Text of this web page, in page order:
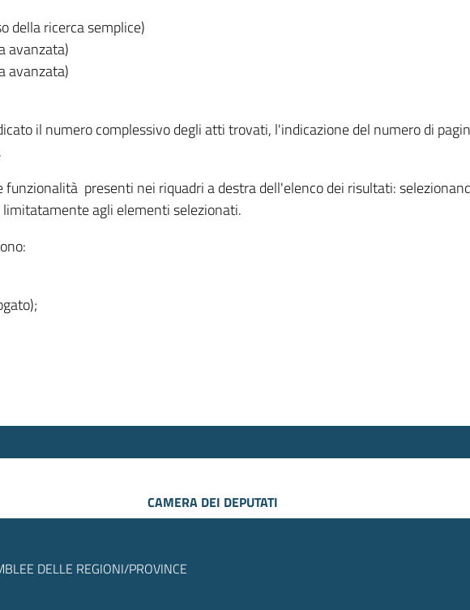
della ricerca semplice)
avanzata)
avanzata)
il numero complessivo degli atti trovati, l'indicazione del numero di
presenti nei riquadri a destra dell'elenco dei risultati:
agli elementi selezionati.
CAMERA DEI DEPUTATI
DELLE REGIONI/PROVINCE